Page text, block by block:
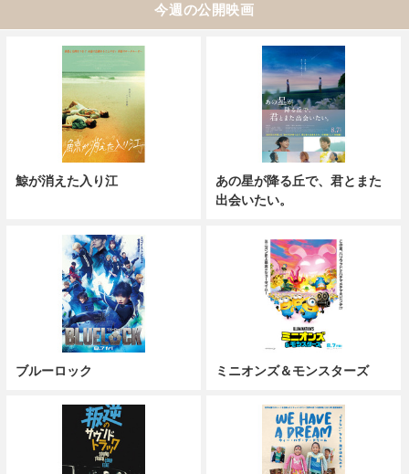
今週の公開映画
鯨が消えた入り江
あの星が降る丘で、君とまた
出会いたい。
ブルーロック ミニオンズ＆モンスターズ